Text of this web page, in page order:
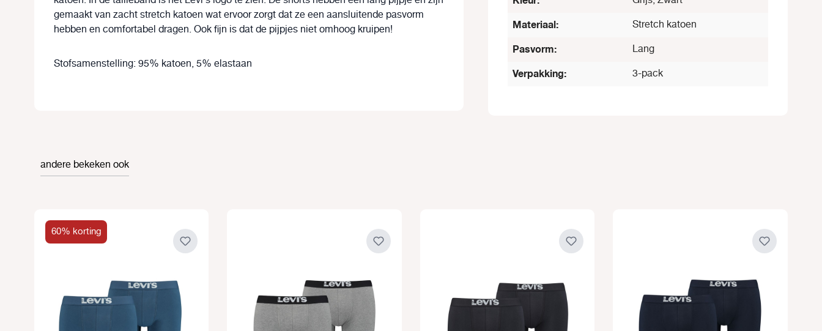
gemaakt van zacht stretch katoen wat ervoor zorgt dat ze een aansluitende pasvorm
hebben en comfortabel dragen. Ook fijn is dat de pijpjes niet omhoog kruipen!
Stofsamenstelling: 95% katoen, 5% elastaan
Materiaal: Stretch katoen
Pasvorm: Lang
Verpakking: 3-pack
andere bekeken ook
60% korting